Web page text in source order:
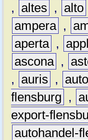
,
altes , alto
ampera ,
aperta ,
ascona ,
,
auris , auto
flensburg
,
export-
autohandel-